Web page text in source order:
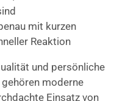
mit kurzen
Reaktion
und persönliche
gehören moderne
Einsatz von